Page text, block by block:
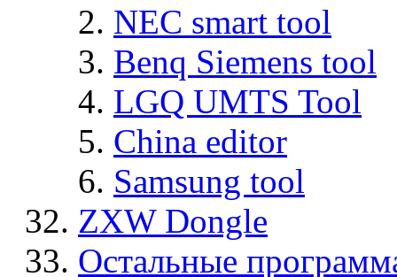
NEC smart tool
Benq Siemens tool
LGQ UMTS Tool
China editor
Samsung tool
ZXW Dongle
Остальные